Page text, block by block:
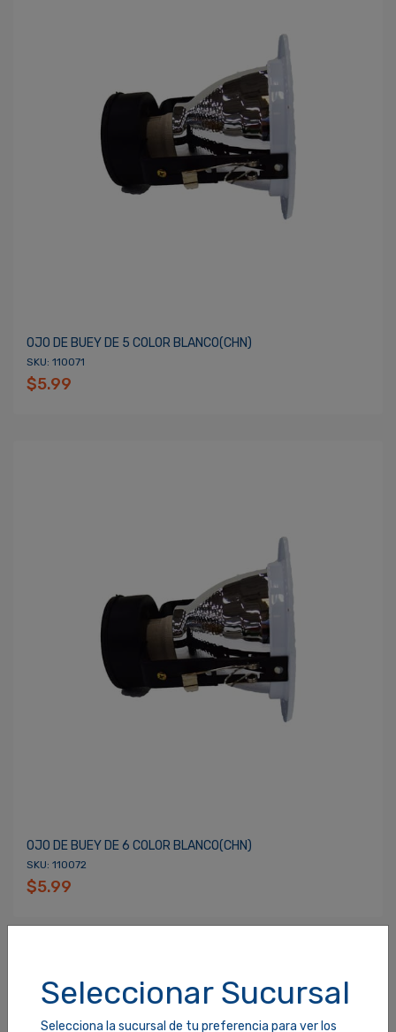
Seleccionar Sucursal
Selecciona la sucursal de tu preferencia para ver los
OJO DE BUEY DE 5 COLOR BLANCO(CHN)
SKU: 110071
$5.99
OJO DE BUEY DE 6 COLOR BLANCO(CHN)
SKU: 110072
$5.99